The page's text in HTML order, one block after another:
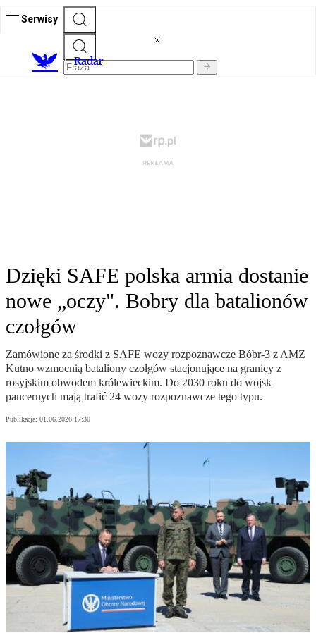
Serwisy
Radar
Dzięki SAFE polska armia dostanie
nowe „oczy". Bobry dla batalionów
czołgów
Zamówione za środki z SAFE wozy rozpoznawcze Bóbr-3 z AMZ
Kutno wzmocnią bataliony czołgów stacjonujące na granicy z
rosyjskim obwodem królewieckim. Do 2030 roku do wojsk
pancernych mają trafić 24 wozy rozpoznawcze tego typu.
Publikacja: 01.06.2026 17:30